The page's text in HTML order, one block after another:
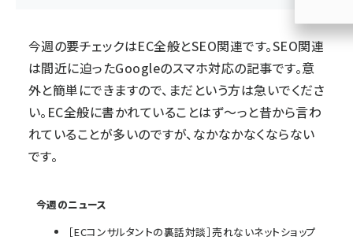
今週の要チェックはEC全般とSEO関連です。SEO関連
は間近に迫ったGoogleのスマホ対応の記事です。意
外と簡単にできますので、まだという方は急いでくださ
い。EC全般に書かれていることはず～っと昔から言わ
れていることが多いのですが、なかなかなくならない
です。
今週のニュース
［ECコンサルタントの裏話対談］売れないネットショップ
参